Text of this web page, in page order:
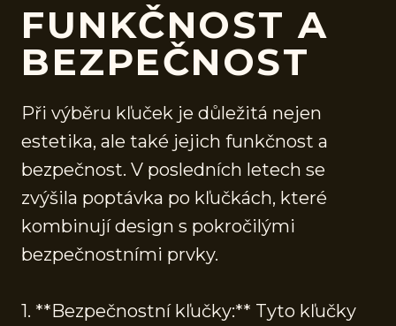
FUNKČNOST A
BEZPEČNOST
Při výběru kľuček je důležitá nejen
estetika, ale také jejich funkčnost a
bezpečnost. V posledních letech se
zvýšila poptávka po kľučkách, které
kombinují design s pokročilými
bezpečnostními prvky.
1. **Bezpečnostní kľučky:** Tyto kľučky